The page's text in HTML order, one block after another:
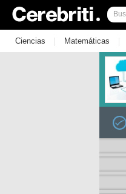
Ciencias | Matemáticas |